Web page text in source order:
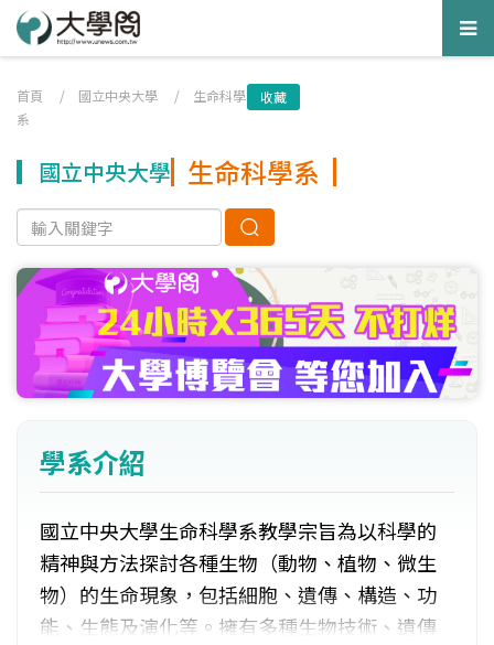
首頁 / 國立中央大學 / 生命科學
系
收藏
國立中央大學 生命科學系
學系介紹
國立中央大學生命科學系教學宗旨為以科學的
精神與方法探討各種生物（動物、植物、微生
物）的生命現象，包括細胞、遺傳、構造、功
能、生態及演化等。擁有多種生物技術、遺傳